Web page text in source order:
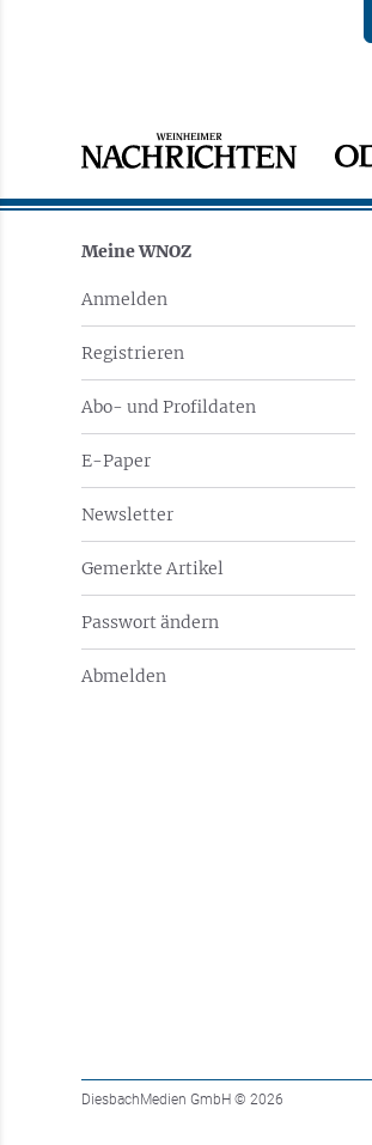
Meine WNOZ
Anmelden
Registrieren
Abo- und Profildaten
E-Paper
Newsletter
Gemerkte Artikel
Passwort ändern
Abmelden
DiesbachMedien GmbH © 2026